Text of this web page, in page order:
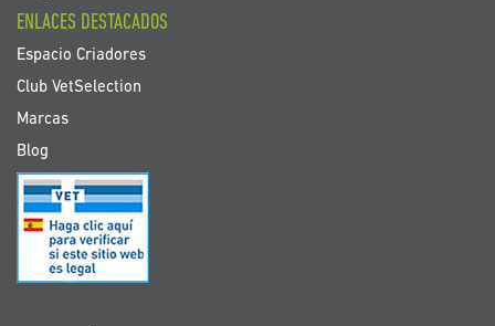
ENLACES DESTACADOS
Espacio Criadores
Club VetSelection
Marcas
Blog